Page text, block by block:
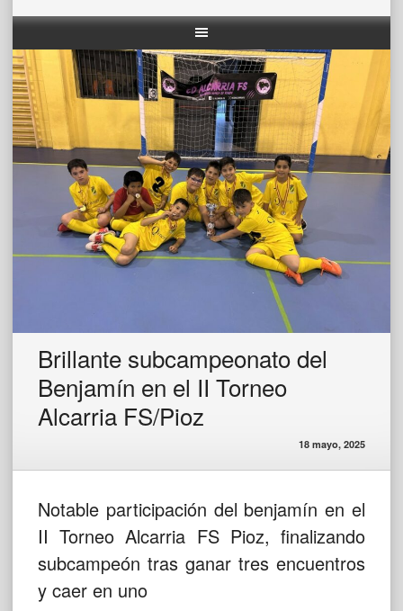
Brillante subcampeonato del
Benjamín en el II Torneo
Alcarria FS/Pioz
18 mayo, 2025
Notable participación del benjamín en el
II Torneo Alcarria FS Pioz, finalizando
subcampeón tras ganar tres encuentros
y caer en uno